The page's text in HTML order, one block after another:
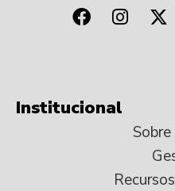
Institucional